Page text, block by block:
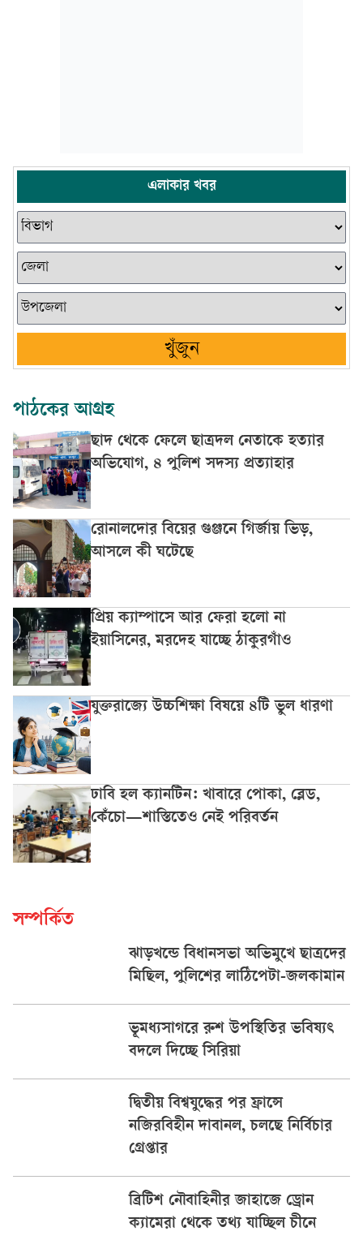
এলাকার খবর
খুঁজুন
পাঠকের আগ্রহ
ছাদ থেকে ফেলে ছাত্রদল নেতাকে হত্যার
অভিযোগ, ৪ পুলিশ সদস্য প্রত্যাহার
রোনালদোর বিয়ের গুঞ্জনে গির্জায় ভিড়,
আসলে কী ঘটেছে
প্রিয় ক্যাম্পাসে আর ফেরা হলো না
ইয়াসিনের, মরদেহ যাচ্ছে ঠাকুরগাঁও
যুক্তরাজ্যে উচ্চশিক্ষা বিষয়ে ৪টি ভুল ধারণা
ঢাবি হল ক্যানটিন: খাবারে পোকা, ব্লেড,
কেঁচো—শাস্তিতেও নেই পরিবর্তন
সম্পর্কিত
ঝাড়খন্ডে বিধানসভা অভিমুখে ছাত্রদের
মিছিল, পুলিশের লাঠিপেটা-জলকামান
ভূমধ্যসাগরে রুশ উপস্থিতির ভবিষ্যৎ
বদলে দিচ্ছে সিরিয়া
দ্বিতীয় বিশ্বযুদ্ধের পর ফ্রান্সে
নজিরবিহীন দাবানল, চলছে নির্বিচার
গ্রেপ্তার
ব্রিটিশ নৌবাহিনীর জাহাজে ড্রোন
ক্যামেরা থেকে তথ্য যাচ্ছিল চীনে